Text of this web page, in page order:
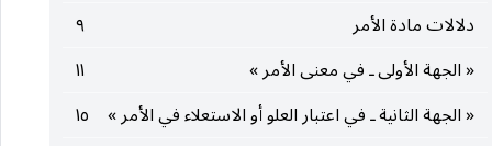
دلالات مادة الأمر
٩
« الجهة الأولى ـ في معنى الأمر »
١١
« الجهة الثانية ـ في اعتبار العلو أو الاستعلاء في الأمر » ١٥هذه الصفحة في الكتاب لا تحتوي على نص